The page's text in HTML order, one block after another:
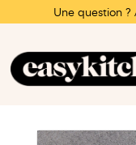
Une question